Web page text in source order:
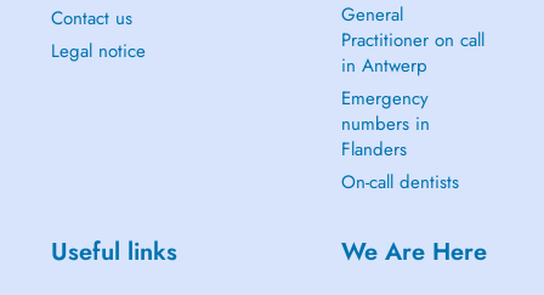
Contact us
Legal notice
General
Practitioner on call
in Antwerp
Emergency
numbers in
Flanders
On-call dentists
Useful links We Are Here